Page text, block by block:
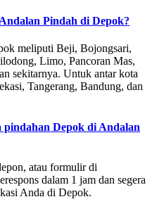
Pindah di Depok?
meliputi Beji, Bojongsari,
Limo, Pancoran Mas,
sekitarnya. Untuk antar kota
Tangerang, Bandung, dan
pindahan Depok di Andalan
atau formulir di
dalam 1 jam dan segera
Anda di Depok.